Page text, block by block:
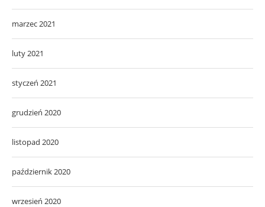
marzec 2021
luty 2021
styczeń 2021
grudzień 2020
listopad 2020
październik 2020
wrzesień 2020